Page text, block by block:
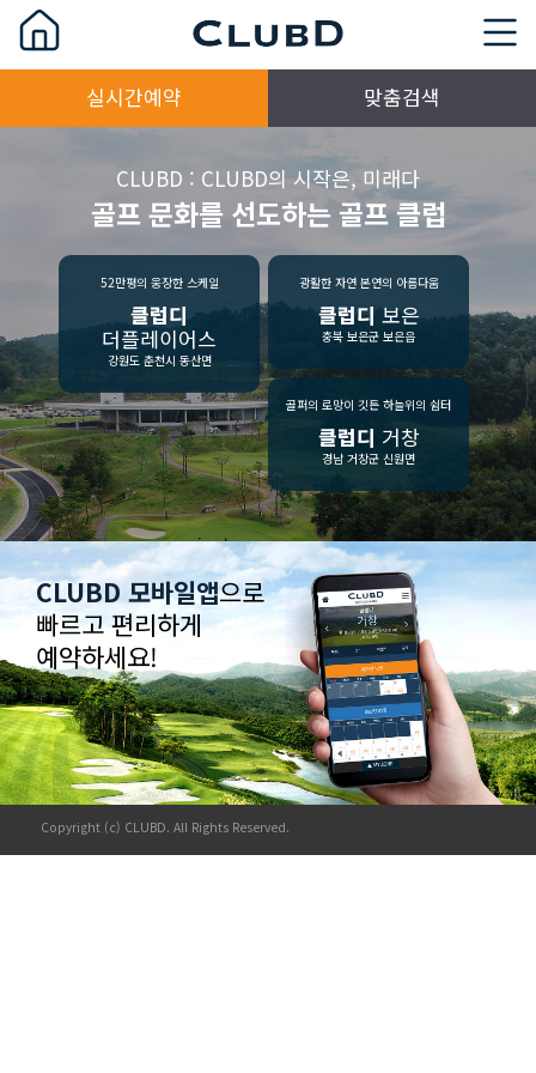
실시간예약 맞춤검색
CLUBD : CLUBD의 시작은, 미래다
골프 문화를 선도하는 골프 클럽
52만평의 웅장한 스케일
클럽디
더플레이어스
강원도 춘천시 동산면
광활한 자연 본연의 아름다움
클럽디 보은
충북 보은군 보은읍
골퍼의 로망이 깃든 하늘위의 쉼터
클럽디 거창
경남 거창군 신원면
CLUBD 모바일앱으로
빠르고 편리하게
예약하세요!
Copyright (c) CLUBD. All Rights Reserved.